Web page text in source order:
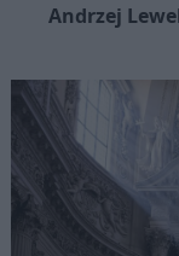
Andrzej